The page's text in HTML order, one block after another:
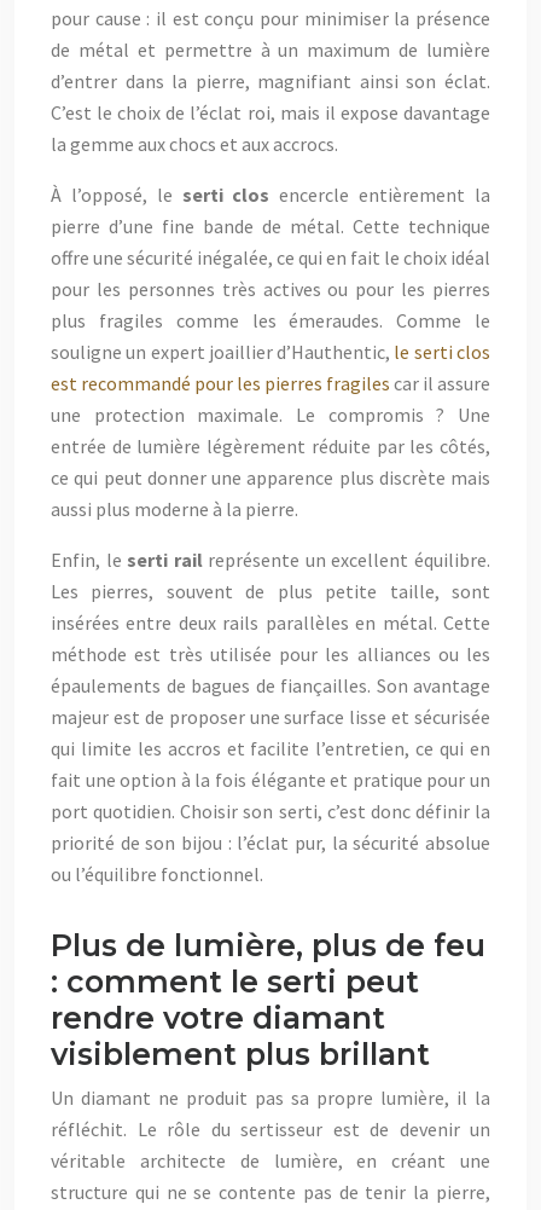
pour cause : il est conçu pour minimiser la présence
de métal et permettre à un maximum de lumière
d’entrer dans la pierre, magnifiant ainsi son éclat.
C’est le choix de l’éclat roi, mais il expose davantage
la gemme aux chocs et aux accrocs.
À l’opposé, le serti clos encercle entièrement la
pierre d’une fine bande de métal. Cette technique
offre une sécurité inégalée, ce qui en fait le choix idéal
pour les personnes très actives ou pour les pierres
plus fragiles comme les émeraudes. Comme le
souligne un expert joaillier d’Hauthentic, le serti clos
est recommandé pour les pierres fragiles car il assure
une protection maximale. Le compromis ? Une
entrée de lumière légèrement réduite par les côtés,
ce qui peut donner une apparence plus discrète mais
aussi plus moderne à la pierre.
Enfin, le serti railreprésente un excellent équilibre.
Les pierres, souvent de plus petite taille, sont
insérées entre deux rails parallèles en métal. Cette
méthode est très utilisée pour les alliances ou les
épaulements de bagues de fiançailles. Son avantage
majeur est de proposer une surface lisse et sécurisée
qui limite les accros et facilite l’entretien, ce qui en
fait une option à la fois élégante et pratique pour un
port quotidien. Choisir son serti, c’est donc définir la
priorité de son bijou : l’éclat pur, la sécurité absolue
ou l’équilibre fonctionnel.
Plus de lumière, plus de feu
: comment le serti peut
rendre votre diamant
visiblement plus brillant
Un diamant ne produit pas sa propre lumière, il la
réfléchit. Le rôle du sertisseur est de devenir un
véritable architecte de lumière, en créant une
structure qui ne se contente pas de tenir la pierre,